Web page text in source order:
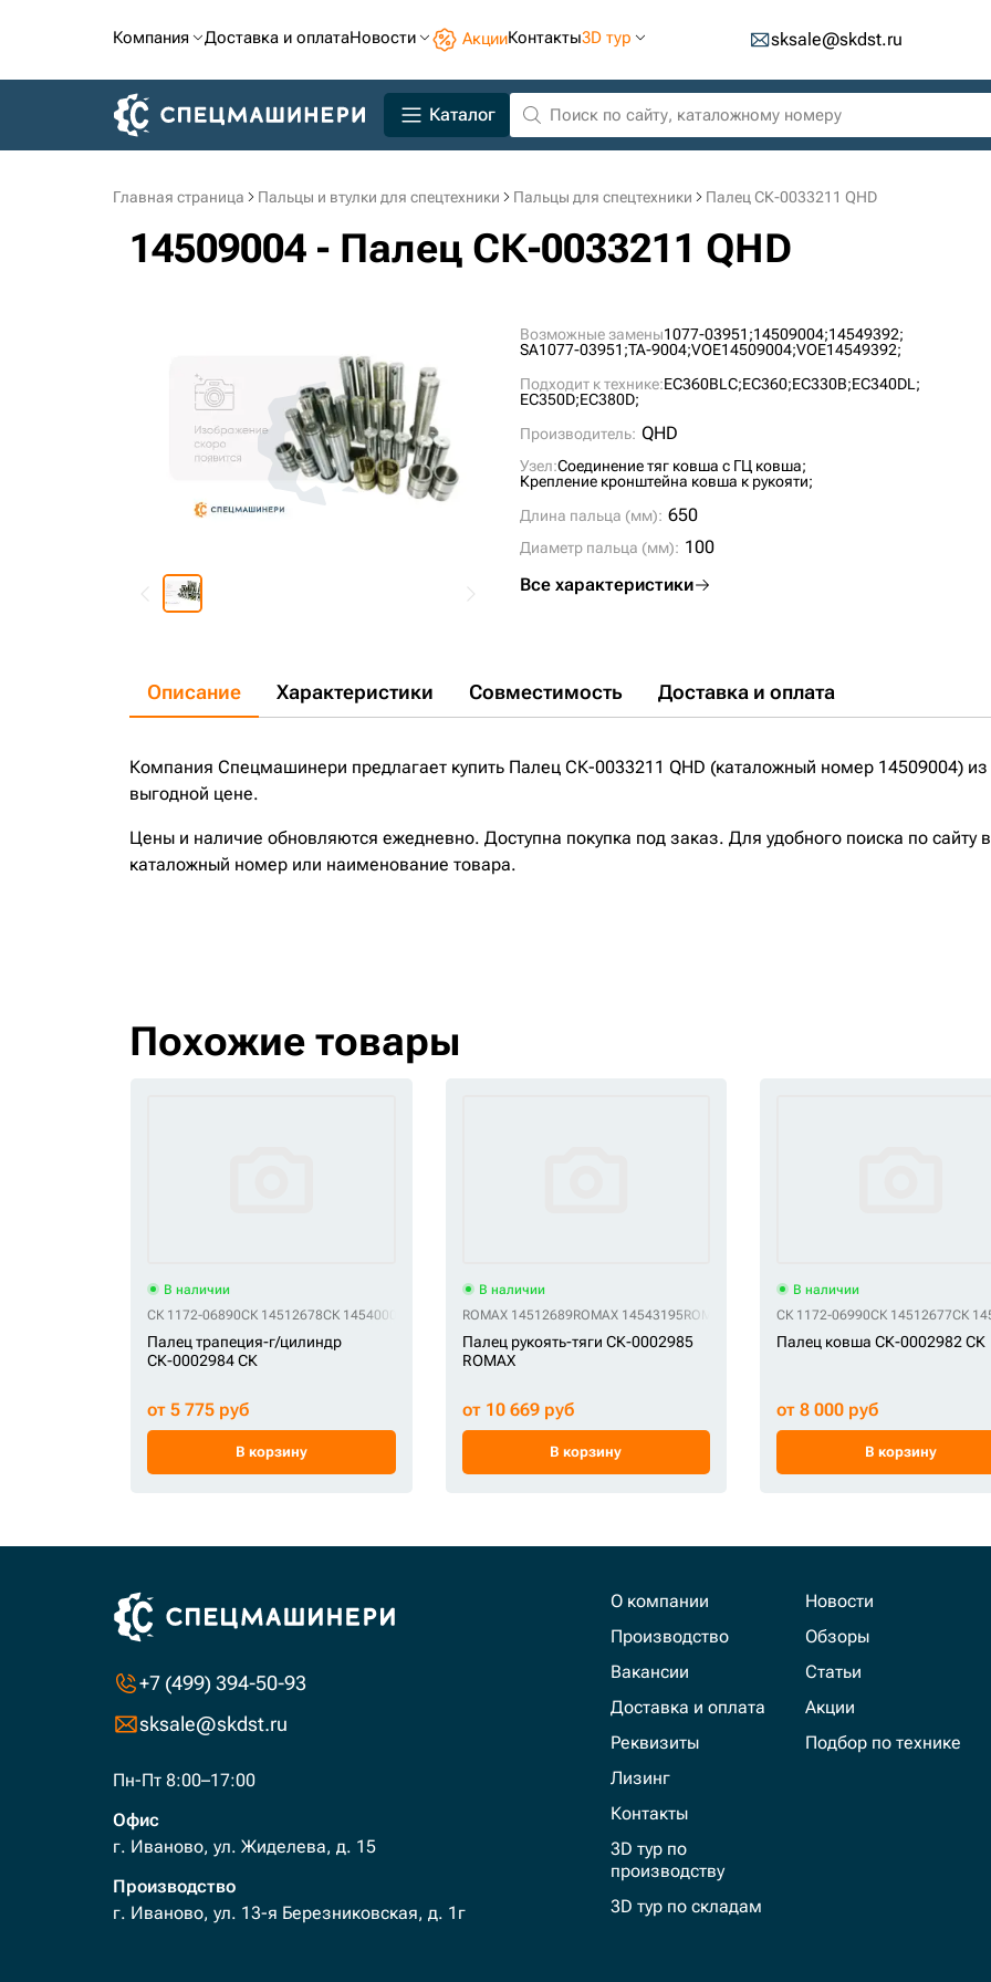
Компания Доставка и оплатаНовости АкцииКонтакты3D тур sksale@skdst.ru
Каталог
Главная страница Пальцы и втулки для спецтехники Пальцы для спецтехники Палец СК-0033211 QHD
14509004 - Палец СК-0033211 QHD
Возможные замены1077-03951;14509004;14549392;
SA1077-03951;TA-9004;VOE14509004;VOE14549392;
Подходит к технике:EC360BLC;EC360;EC330B;EC340DL;
EC350D;EC380D;
Производитель: QHD
Узел:Соединение тяг ковша с ГЦ ковша;
Крепление кронштейна ковша к рукояти;
Длина пальца (мм): 650
Диаметр пальца (мм): 100
Все характеристики
Описание Характеристики Совместимость Доставка и оплата
Компания Спецмашинери предлагает купить Палец СК-0033211 QHD (каталожный номер 14509004) из
выгодной цене.
Цены и наличие обновляются ежедневно. Доступна покупка под заказ. Для удобного поиска по сайту
каталожный номер или наименование товара.
Похожие товары
В наличии
СК 1172-06890СК 14512678СК 14540003 СК SA1172-06890 СК TA-678СК VOE14512678СК VOE14540003
Палец трапеция-г/цилиндр
СК-0002984 СК
от 5 775 руб
В корзину
В наличии
ROMAX 14512689ROMAX 14543195ROMAX TA-195 ROMAX VOE14512689ROMAX
Палец рукоять-тяги СК-0002985
ROMAX
от 10 669 руб
В корзину
В наличии
СК 1172-06990СК 14512677СК
Палец ковша СК-0002982 СК
от 8 000 руб
В корзину
+7 (499) 394-50-93
sksale@skdst.ru
Пн-Пт 8:00–17:00
Офис
г. Иваново, ул. Жиделева, д. 15
Производство
г. Иваново, ул. 13-я Березниковская, д. 1г
О компании
Производство
Вакансии
Доставка и оплата
Реквизиты
Лизинг
Контакты
3D тур по
производству
3D тур по складам
Новости
Обзоры
Статьи
Акции
Подбор по технике